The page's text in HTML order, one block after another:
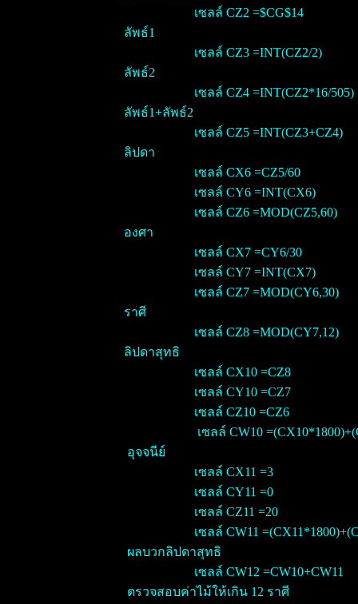
เซลล์ CZ2 =$CG$14
ลัพธ์1
เซลล์ CZ3 =INT(CZ2/2)
ลัพธ์2
เซลล์ CZ4 =INT(CZ2*16/505)
ลัพธ์1+ลัพธ์2
เซลล์ CZ5 =INT(CZ3+CZ4)
ลิปดา
เซลล์ CX6 =CZ5/60
เซลล์ CY6 =INT(CX6)
เซลล์ CZ6 =MOD(CZ5,60)
องศา
เซลล์ CX7 =CY6/30
เซลล์ CY7 =INT(CX7)
เซลล์ CZ7 =MOD(CY6,30)
ราศี
เซลล์ CZ8 =MOD(CY7,12)
ลิปดาสุทธิ
เซลล์ CX10 =CZ8
เซลล์ CY10 =CZ7
เซลล์ CZ10 =CZ6
เซลล์ CW10
อุจจนีย์
เซลล์ CX11 =3
เซลล์ CY11 =0
เซลล์ CZ11 =20
เซลล์ CW11
ผลบวกลิปดาสุทธิ
เซลล์ CW12 =CW10+CW11
ตรวจสอบค่าไม้ให้เกิน 12 ราศี